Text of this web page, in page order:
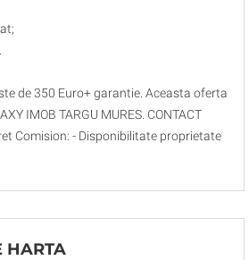
de 350 Euro+ garantie. Aceasta oferta
IMOB TARGU MURES. CONTACT
Comision: - Disponibilitate proprietate
HARTA